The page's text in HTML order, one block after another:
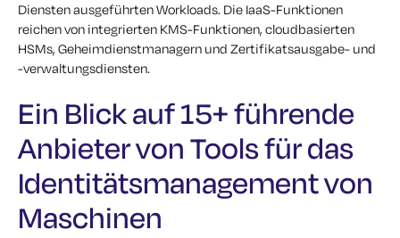
Diensten ausgeführten Workloads. Die IaaS-Funktionen
reichen von integrierten KMS-Funktionen, cloudbasierten
HSMs, Geheimdienstmanagern und Zertifikatsausgabe- und
-verwaltungsdiensten.
Ein Blick auf 15+ führende
Anbieter von Tools für das
Identitätsmanagement von
Maschinen